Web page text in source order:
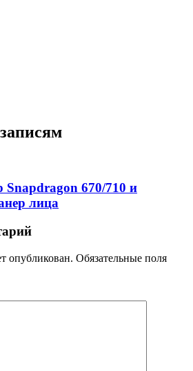
Snapdragon 670/710 и
лица
опубликован. Обязательные поля